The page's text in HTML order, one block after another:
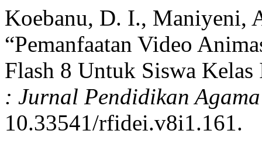
Koebanu, D. I., Maniyeni,
“Pemanfaatan Video
Flash 8 Untuk Siswa
: Jurnal Pendidikan
10.33541/rfidei.v8i1.161.